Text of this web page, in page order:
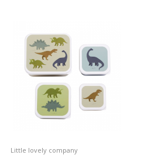
Little lovely company